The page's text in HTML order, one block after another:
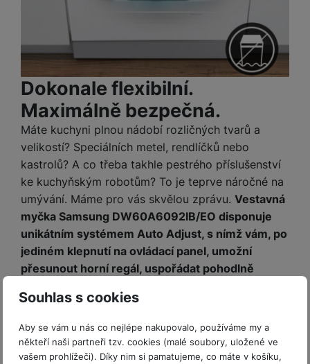
Souhlas s cookies
Aby se vám u nás co nejlépe nakupovalo, používáme my a
někteří naši partneři tzv. cookies (malé soubory, uložené ve
vašem prohlížeči). Díky nim si pamatujeme, co máte v košíku,
Dokonale flexibilní.
Maximálně bezpečná.
Máte kuchyni plnou nádobí rozličných tvarů a
velikostí? Speciálních metel, rendlíčků nebo
kastrolů? A co třeba takhle pestrého příslušenství
ke kuchyňským robotům? To je teprve náročné na
umývání. Máme pro vás skvělou zprávu. Vestavná
myčka Samsung DW60A6092IB/EO disponuje
unikátním systémem Auto Adjust, s nímž vám, po
jediném klepnutí na ovládací panel, umožní
přesunout horní regál, uspořádat pohodlně
kupříkladu i pro veliké talíře či široké podnosy.
Dokonalé přizpůsobení potřebám každé kuchyně.
Sofistikovaného řešení se dočkalo také
zabezpečení – myčka Samsung